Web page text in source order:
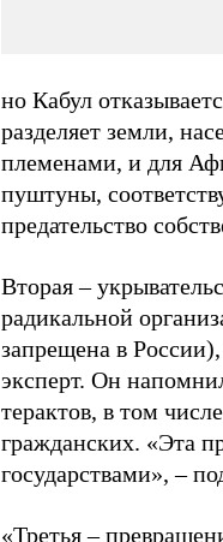
но Кабул
разделяет земли,
племенами, и для
пуштуны,
предательство
Вторая –
радикальной
запрещена в
эксперт. Он
терактов, в том
гражданских. «Эта
государствами», –
«Третья –